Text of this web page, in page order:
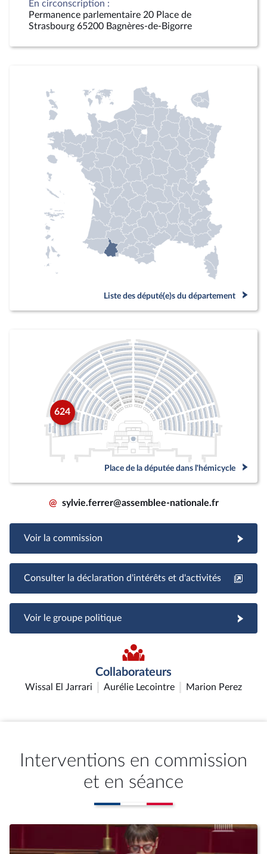
En circonscription :
Permanence parlementaire 20 Place de
Strasbourg 65200 Bagnères-de-Bigorre
Liste des député(e)s du département
624
Place de la députée dans l'hémicycle
@ sylvie.ferrer@assemblee-nationale.fr
Voir la commission
Consulter la déclaration d'intérêts et d'activités
Voir le groupe politique
Collaborateurs
Wissal El Jarrari Aurélie Lecointre Marion Perez
Interventions en commission
et en séance